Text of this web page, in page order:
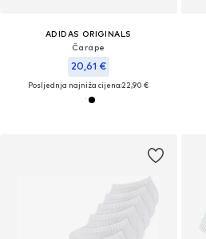
ADIDAS ORIGINALS
Čarape
20,61 €
Posljednja najniža cijena:22,90 €